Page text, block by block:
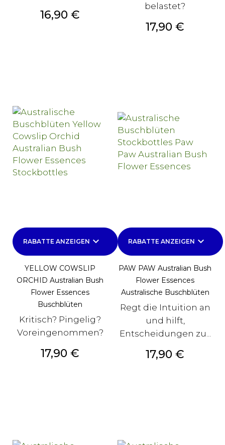
Preis
16,90 €
belastet?
Preis
17,90 €
RABATTE ANZEIGEN keyboard_arrow_down
YELLOW COWSLIP
ORCHID Australian Bush
Flower Essences
Buschblüten
Kritisch? Pingelig?
Voreingenommen?
Preis
17,90 €
RABATTE ANZEIGEN keyboard_arrow_down
PAW PAW Australian Bush
Flower Essences
Australische Buschblüten
Regt die Intuition an
und hilft,
Entscheidungen zu...
Preis
17,90 €